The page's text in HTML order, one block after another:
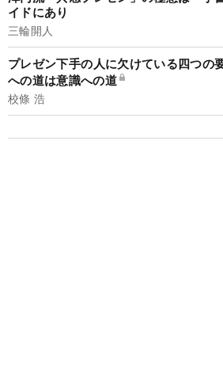
イドにあり
三輪開人
プレゼン下手の人に欠けている四つの
への道は意識への道
校條 浩